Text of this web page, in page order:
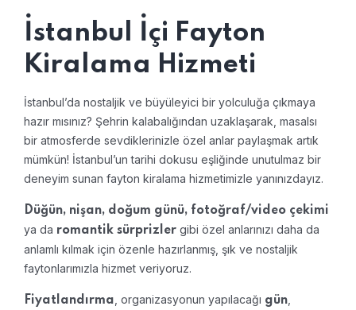
İstanbul İçi Fayton
Kiralama Hizmeti
İstanbul’da nostaljik ve büyüleyici bir yolculuğa çıkmaya
hazır mısınız? Şehrin kalabalığından uzaklaşarak, masalsı
bir atmosferde sevdiklerinizle özel anlar paylaşmak artık
mümkün! İstanbul’un tarihi dokusu eşliğinde unutulmaz bir
deneyim sunan fayton kiralama hizmetimizle yanınızdayız.
Düğün, nişan, doğum günü, fotoğraf/video çekimi
ya da romantik sürprizler gibi özel anlarınızı daha da
anlamlı kılmak için özenle hazırlanmış, şık ve nostaljik
faytonlarımızla hizmet veriyoruz.
Fiyatlandırma , organizasyonun yapılacağı gün